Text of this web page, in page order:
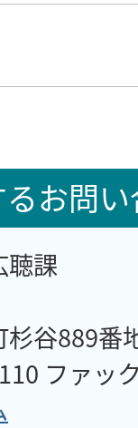
お問
課
谷889番
ファッ